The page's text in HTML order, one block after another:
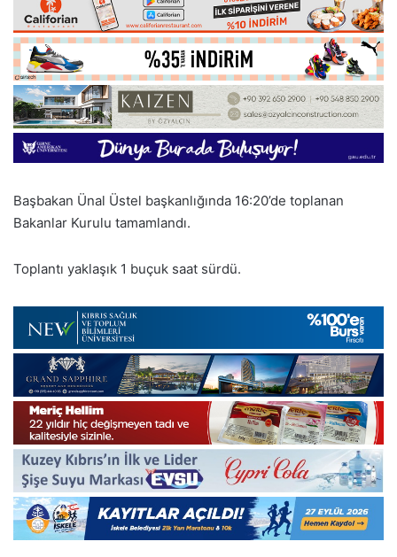
Başbakan Ünal Üstel başkanlığında 16:20’de toplanan
Bakanlar Kurulu tamamlandı.
Toplantı yaklaşık 1 buçuk saat sürdü.